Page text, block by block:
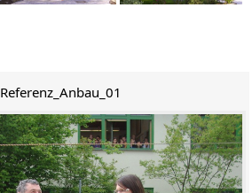
Referenz_Anbau_01